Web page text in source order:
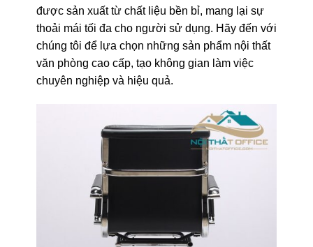
được sản xuất từ chất liệu bền bỉ, mang lại sự
thoải mái tối đa cho người sử dụng. Hãy đến với
chúng tôi để lựa chọn những sản phẩm nội thất
văn phòng cao cấp, tạo không gian làm việc
chuyên nghiệp và hiệu quả.